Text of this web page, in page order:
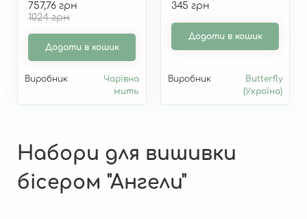
757,76 грн
1024 грн
Додати в кошик
Виробник
Чарівна
мить
345 грн
Додати в кошик
Виробник
Butterfly
(Україна)
Набори для вишивки
бісером "Ангели"